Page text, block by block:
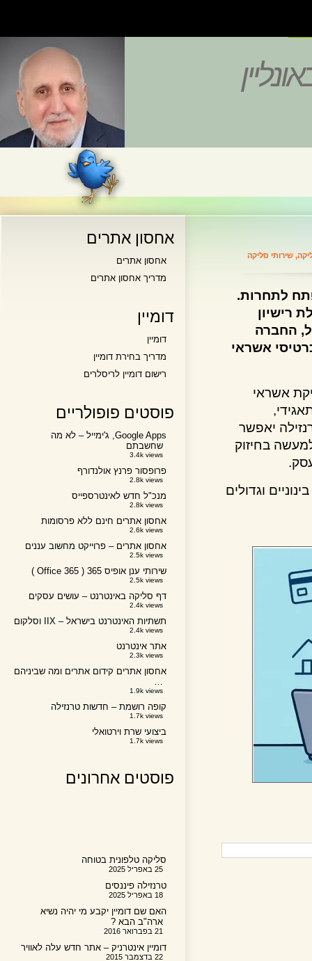
,שירותי סליקה
לתחרות.
החברה
אשראי
אשראי
יאפשר
בחיזוק
וגדולים
אחסון אתרים
אחסון אתרים
מדריך אחסון אתרים
דומיין
דומיין
מדריך בחירת דומיין
רישום דומיין לריסלרים
פוסטים פופולריים
Google Apps, ג'ימייל – לא מה
שחשבתם
3.4k views
פרופסור פרנץ אולנדורף
2.8k views
מנכ"ל חדש לאינטרספייס
2.8k views
אחסון אתרים חינם ללא פרסומות
2.6k views
אחסון אתרים – פרוייקט מחשוב עננים
2.5k views
שירותי ענן אופיס 365 ( Office 365 )
2.5k views
דף סליקה באינטרנט – עושים עסקים
2.4k views
תשתיות האינטרנט בישראל – IIX וסלקום
2.4k views
אתר אינטרנט
2.3k views
אחסון אתרים קידום אתרים ומה שביניהם
1.9k views
קופה רושמת – חדשות טרנזילה
1.7k views
ביצועי שרת וירטואלי
1.7k views
פוסטים אחרונים
סליקה טלפונית בטוחה
טרנזילה פיננסים
האם שם דומיין יקבע מי יהיה נשיא
ארה"ב הבא ?
דומיין אינטרניק – אתר חדש עלה לאוויר